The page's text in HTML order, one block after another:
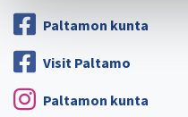
Paltamon kunta
Visit Paltamo
Paltamon kunta